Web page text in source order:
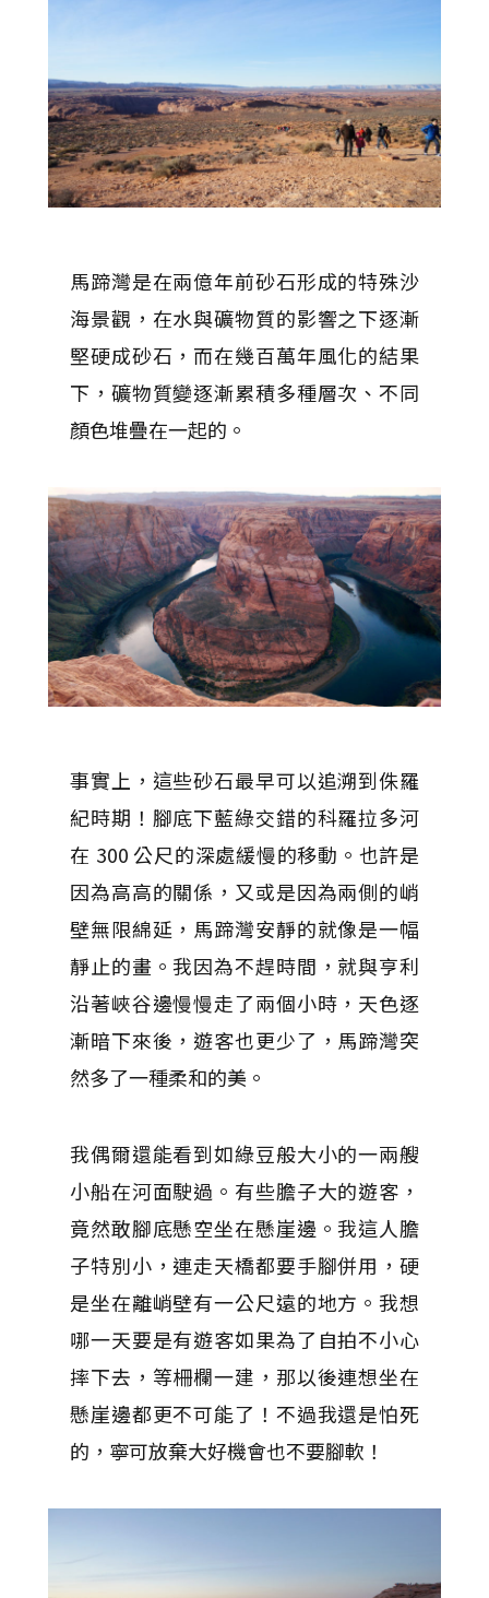
馬蹄灣是在兩億年前砂石形成的特殊沙
海景觀，在水與礦物質的影響之下逐漸
堅硬成砂石，而在幾百萬年風化的結果
下，礦物質變逐漸累積多種層次、不同
顏色堆疊在一起的。
事實上，這些砂石最早可以追溯到侏羅
紀時期！腳底下藍綠交錯的科羅拉多河
在 300 公尺的深處緩慢的移動。也許是
因為高高的關係，又或是因為兩側的峭
壁無限綿延，馬蹄灣安靜的就像是一幅
靜止的畫。我因為不趕時間，就與亨利
沿著峽谷邊慢慢走了兩個小時，天色逐
漸暗下來後，遊客也更少了，馬蹄灣突
然多了一種柔和的美。
我偶爾還能看到如綠豆般大小的一兩艘
小船在河面駛過。有些膽子大的遊客，
竟然敢腳底懸空坐在懸崖邊。我這人膽
子特別小，連走天橋都要手腳併用，硬
是坐在離峭壁有一公尺遠的地方。我想
哪一天要是有遊客如果為了自拍不小心
摔下去，等柵欄一建，那以後連想坐在
懸崖邊都更不可能了！不過我還是怕死
的，寧可放棄大好機會也不要腳軟！